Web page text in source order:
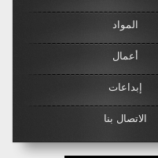
المواد
أعمال
إبداعات
الاتصال بنا